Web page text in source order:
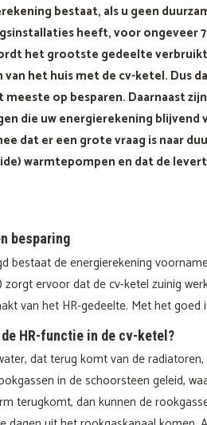
bestaat, als u geen
heeft, voor ongeveer
het grootste gedeelte
van het huis met de cv-ketel. Dus
op besparen. Daarnaast
die uw energierekening blijvend
dat er een grote vraag is naar
warmtepompen en dat de
besparing
bestaat de energierekening
zorgt ervoor dat de cv-ketel zuinig
van het HR-gedeelte. Met het
HR-functie in de cv-ketel?
dat terug komt van de
in de schoorsteen geleid,
terugkomt, dan kunnen de